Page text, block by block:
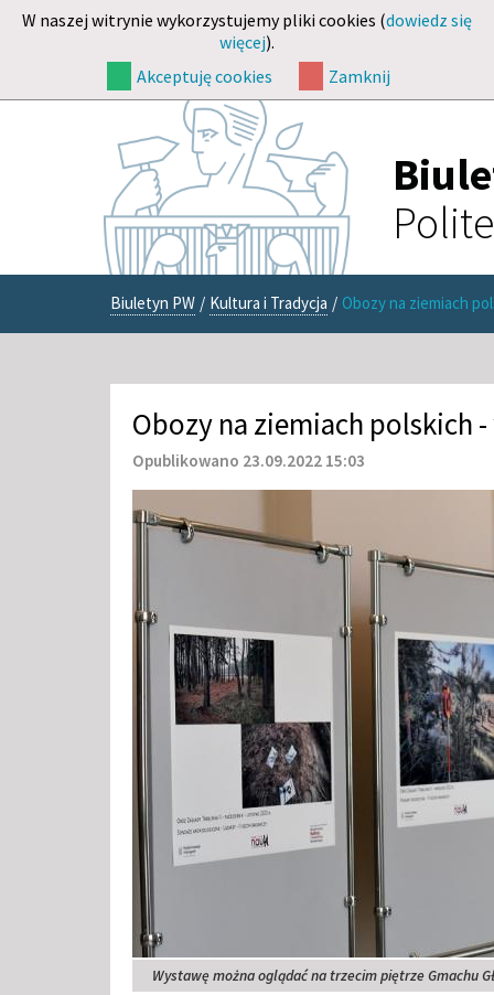
W naszej witrynie wykorzystujemy pliki cookies (dowiedz się
więcej).
Akceptuję cookies
Zamknij
Biuletyn PW / Kultura i Tradycja / Obozy na ziemiach
Obozy na ziemiach polskich
Opublikowano 23.09.2022 15:03
Wystawę można oglądać na trzecim piętrze Gmachu